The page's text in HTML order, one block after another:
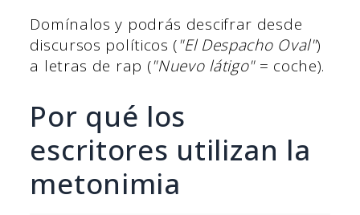
Domínalos y podrás descifrar desde
discursos políticos ("El Despacho Oval")
a letras de rap ("Nuevo látigo"= coche).
Por qué los
escritores utilizan la
metonimia